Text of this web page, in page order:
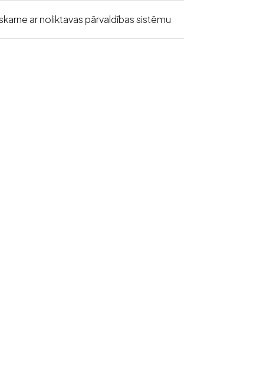
ar noliktavas pārvaldības sistēmu